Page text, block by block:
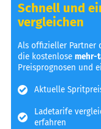
Schnell und
vergleichen
Als offizieller Partner
die kostenlosemehr-
Preisprognosen und
Aktuelle
Ladetarife
erfahren